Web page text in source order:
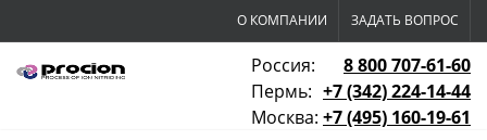
О КОМПАНИИ ЗАДАТЬ ВОПРОС
Россия:
8 800 707-61-60
Пермь: +7 (342) 224-14-44
Москва: +7 (495) 160-19-61